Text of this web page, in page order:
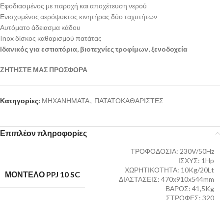
Εφοδιασμένος με παροχή και αποχέτευση νερού
Ενισχυμένος αερόψυκτος κινητήρας δύο ταχυτήτων
Αυτόματο άδειασμα κάδου
Inox δίσκος καθαρισμού πατάτας
Ιδανικός για εστιατόρια, βιοτεχνίες τροφίμων, ξενοδοχεία
ΖΗΤΗΣΤΕ ΜΑΣ ΠΡΟΣΦΟΡΑ
Κατηγορίες: ΜΗΧΑΝΗΜΑΤΑ, ΠΑΤΑΤΟΚΑΘΑΡΙΣΤΕΣ
Επιπλέον πληροφορίες
ΜΟΝΤΕΛΟ PPJ 10 SC
ΤΡΟΦΟΔΟΣΙΑ: 230V/50Hz
ΙΣΧΥΣ: 1Hp
ΧΩΡΗΤΙΚΟΤΗΤΑ: 10Kg/20Lt
ΔΙΑΣΤΑΣΕΙΣ: 470x910x544mm
ΒΑΡΟΣ: 41,5Kg
ΣΤΡΟΦΕΣ: 320